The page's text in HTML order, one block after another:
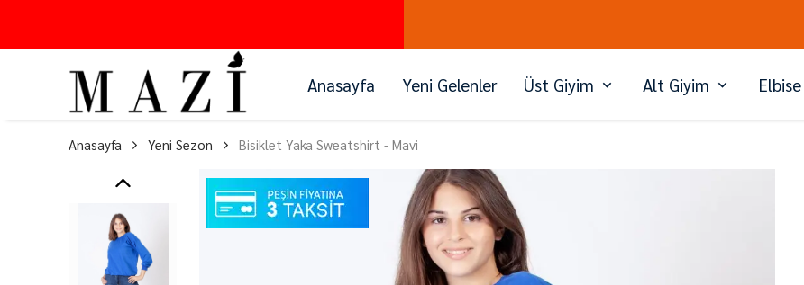
Anasayfa Yeni Gelenler Üst Giyim Alt Giyim Elbise
Anasayfa Yeni Sezon Bisiklet Yaka Sweatshirt - Mavi